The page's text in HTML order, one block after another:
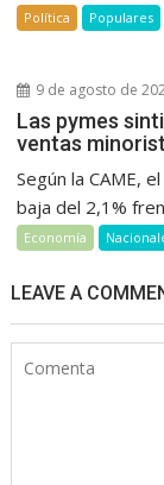
Política Populares
9 de agosto de
Las pymes
ventas
Según la CAME,
baja del 2,1%
Economía
LEAVE A